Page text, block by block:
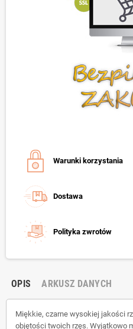
Warunki korzystania
Dostawa
Polityka zwrotów
OPIS ARKUSZ DANYCH
Miękkie, czarne wysokiej jakości
objętości twoich rzęs. Wyjątkowo